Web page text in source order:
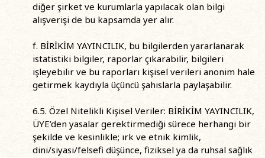
diğer şirket ve kurumlarla yapılacak olan bilgi
alışverişi de bu kapsamda yer alır.
f. BİRİKİM YAYINCILIK, bu bilgilerden yararlanarak
istatistiki bilgiler, raporlar çıkarabilir, bilgileri
işleyebilir ve bu raporları kişisel verileri anonim hale
getirmek kaydıyla üçüncü şahıslarla paylaşabilir.
6.5. Özel Nitelikli Kişisel Veriler: BİRİKİM YAYINCILIK,
ÜYE’den yasalar gerektirmediği sürece herhangi bir
şekilde ve kesinlikle; ırk ve etnik kimlik,
dini/siyasi/felsefi düşünce, fiziksel ya da ruhsal sağlık